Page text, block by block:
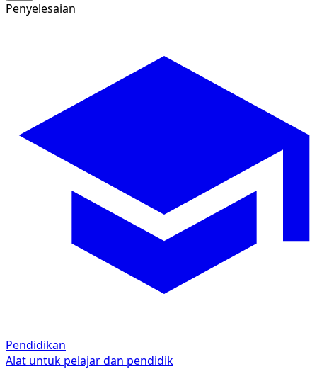
Penyelesaian
Pendidikan
Alat untuk pelajar dan pendidik